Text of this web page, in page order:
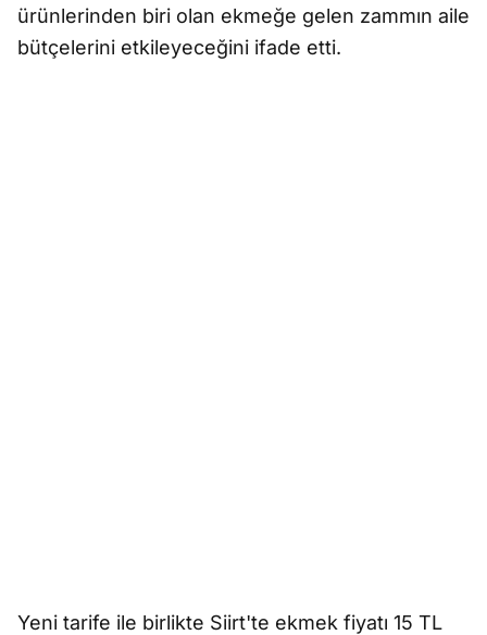
ürünlerinden biri olan ekmeğe gelen zammın aile
bütçelerini etkileyeceğini ifade etti.
Yeni tarife ile birlikte Siirt'te ekmek fiyatı 15 TL